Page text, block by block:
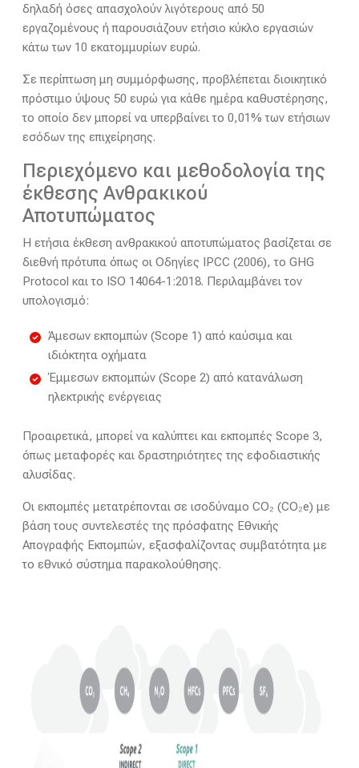
δηλαδή όσες απασχολούν λιγότερους από 50
εργαζομένους ή παρουσιάζουν ετήσιο κύκλο εργασιών
κάτω των 10 εκατομμυρίων ευρώ.
Σε περίπτωση μη συμμόρφωσης, προβλέπεται διοικητικό
πρόστιμο ύψους 50 ευρώ για κάθε ημέρα καθυστέρησης,
το οποίο δεν μπορεί να υπερβαίνει το 0,01% των ετήσιων
εσόδων της επιχείρησης.
Περιεχόμενο και μεθοδολογία της
έκθεσης Ανθρακικού
Αποτυπώματος
Η ετήσια έκθεση ανθρακικού αποτυπώματος βασίζεται σε
διεθνή πρότυπα όπως οι Οδηγίες IPCC (2006), το GHG
Protocol και το ISO 14064-1:2018. Περιλαμβάνει τον
υπολογισμό:
Άμεσων εκπομπών (Scope 1) από καύσιμα και
ιδιόκτητα οχήματα
Έμμεσων εκπομπών (Scope 2) από κατανάλωση
ηλεκτρικής ενέργειας
Προαιρετικά, μπορεί να καλύπτει και εκπομπές Scope 3,
όπως μεταφορές και δραστηριότητες της εφοδιαστικής
αλυσίδας.
Οι εκπομπές μετατρέπονται σε ισοδύναμο CO₂ (CO₂e) με
βάση τους συντελεστές της πρόσφατης Εθνικής
Απογραφής Εκπομπών, εξασφαλίζοντας συμβατότητα με
το εθνικό σύστημα παρακολούθησης.